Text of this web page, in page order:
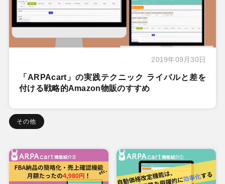
2019年09月30日
「ARPAcart」の実践テクニック ライバルと差を
付ける戦略的Amazon物販のすすめ
その他